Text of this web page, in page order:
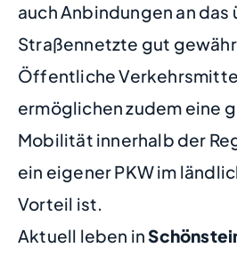
auch Anbindungen an
Straßennetzte gut
Öffentliche
ermöglichen zudem eine
Mobilität innerhalb der
ein eigener PKW im
Vorteil ist.
Aktuell leben in